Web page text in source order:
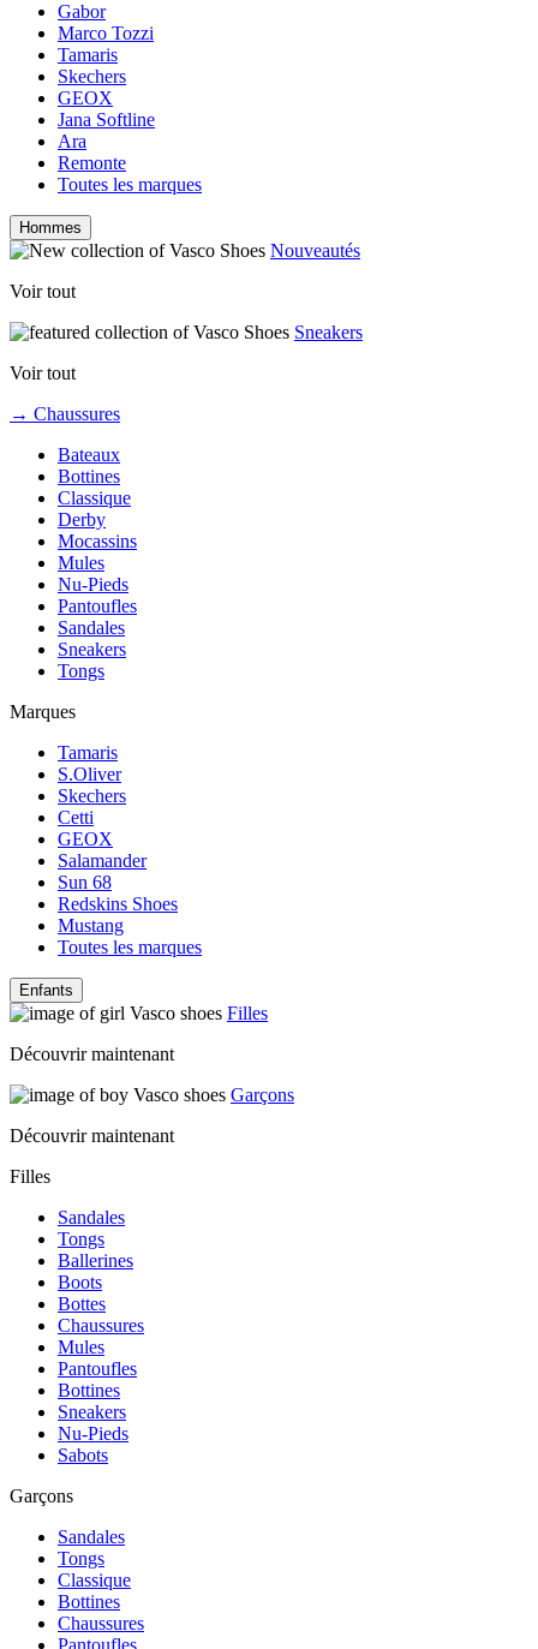
Gabor
Marco Tozzi
Tamaris
Skechers
GEOX
Jana Softline
Ara
Remonte
Toutes les marques
Hommes
Nouveautés
Voir tout
Sneakers
Voir tout
→ Chaussures
Bateaux
Bottines
Classique
Derby
Mocassins
Mules
Nu-Pieds
Pantoufles
Sandales
Sneakers
Tongs
Marques
Tamaris
S.Oliver
Skechers
Cetti
GEOX
Salamander
Sun 68
Redskins Shoes
Mustang
Toutes les marques
Enfants
Filles
Découvrir maintenant
Garçons
Découvrir maintenant
Filles
Sandales
Tongs
Ballerines
Boots
Bottes
Chaussures
Mules
Pantoufles
Bottines
Sneakers
Nu-Pieds
Sabots
Garçons
Sandales
Tongs
Classique
Bottines
Chaussures
Pantoufles